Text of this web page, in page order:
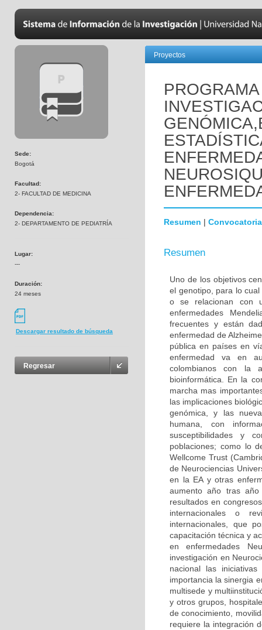
Sede:
Bogotá
Facultad:
2- FACULTAD DE MEDICINA
Dependencia:
2- DEPARTAMENTO DE PEDIATRÍA
Lugar:
---
Duración:
24 meses
Descargar resultado de búsqueda
Regresar
Proyectos
Resumen | Convocatoria
Resumen
Uno de los objetivos
el genotipo, para lo
o se relacionan con
enfermedades
frecuentes y están
enfermedad de
pública en países en
enfermedad va en
colombianos con la
bioinformática. En la
marcha mas
las implicaciones
genómica, y las
humana, con
susceptibilidades y
poblaciones; como lo
Wellcome Trust
de Neurociencias
en la EA y otras
aumento año tras año
resultados en
internacionales o
internacionales, que
capacitación técnica y
en enfermedades
investigación en
nacional las
importancia la sinergia
multisede y
y otros grupos,
de conocimiento,
requiere la integración